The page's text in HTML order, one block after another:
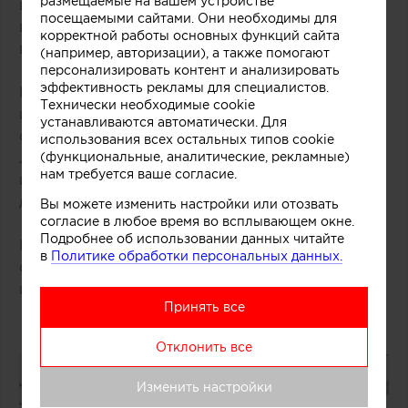
вместе с большими французскими окнами,
визуально наполняя пространство светом и
воздухом.
К другим узнаваемым элементам французского
интерьера можно отнести камин. В османских
особняках всё ещё обитают наследники эпохи
Людовика XVI — величественные мраморные
или каменные камины, отделанные чугуном и
декорированные лепными завитками.
Камин, ленина и паркет в таких пространствах
органично соседствуют с современной мебелью
и декором.
посещаемыми сайтами. Они необходимы для
корректной работы основных функций сайта
(например, авторизации), а также помогают
персонализировать контент и анализировать
эффективность рекламы для специалистов.
Технически необходимые cookie
устанавливаются автоматически. Для
использования всех остальных типов cookie
(функциональные, аналитические, рекламные)
нам требуется ваше согласие.
Вы можете изменить настройки или отозвать
согласие в любое время во всплывающем окне.
Подробнее об использовании данных читайте
в Политике обработки персональных данных.
Принять все
Отклонить все
Изменить настройки